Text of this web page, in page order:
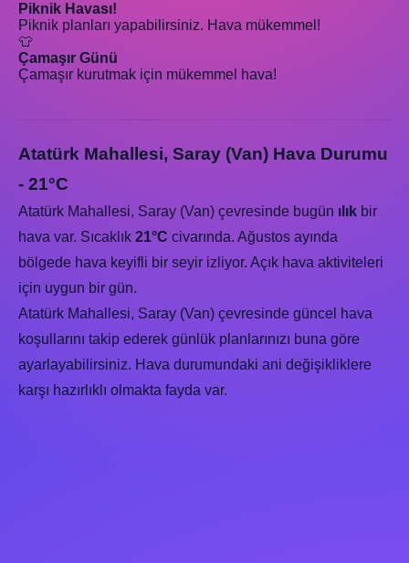
Piknik Havası!
Piknik planları yapabilirsiniz. Hava mükemmel!
👕
Çamaşır Günü
Çamaşır kurutmak için mükemmel hava!
Atatürk Mahallesi, Saray (Van) Hava Durumu
- 21°C
Atatürk Mahallesi, Saray (Van) çevresinde bugün ılık bir
hava var. Sıcaklık 21°C civarında. Ağustos ayında
bölgede hava keyifli bir seyir izliyor. Açık hava aktiviteleri
için uygun bir gün.
Atatürk Mahallesi, Saray (Van) çevresinde güncel hava
koşullarını takip ederek günlük planlarınızı buna göre
ayarlayabilirsiniz. Hava durumundaki ani değişikliklere
karşı hazırlıklı olmakta fayda var.